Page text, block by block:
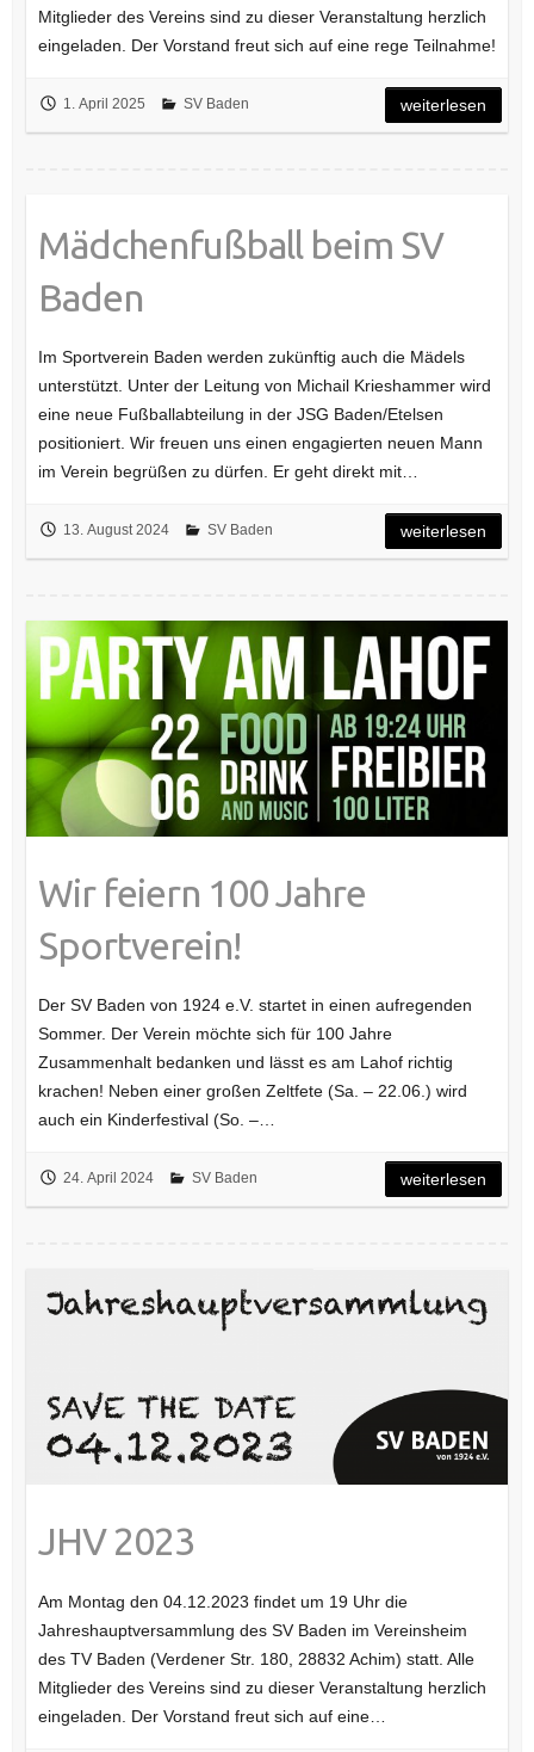
Mitglieder des Vereins sind zu dieser Veranstaltung herzlich
eingeladen. Der Vorstand freut sich auf eine rege Teilnahme!
1. April 2025 SV Baden weiterlesen
Mädchenfußball beim SV
Baden
Im Sportverein Baden werden zukünftig auch die Mädels
unterstützt. Unter der Leitung von Michail Krieshammer wird
eine neue Fußballabteilung in der JSG Baden/Etelsen
positioniert. Wir freuen uns einen engagierten neuen Mann
im Verein begrüßen zu dürfen. Er geht direkt mit…
13. August 2024 SV Baden weiterlesen
Wir feiern 100 Jahre
Sportverein!
Der SV Baden von 1924 e.V. startet in einen aufregenden
Sommer. Der Verein möchte sich für 100 Jahre
Zusammenhalt bedanken und lässt es am Lahof richtig
krachen! Neben einer großen Zeltfete (Sa. – 22.06.) wird
auch ein Kinderfestival (So. –…
24. April 2024 SV Baden weiterlesen
JHV 2023
Am Montag den 04.12.2023 findet um 19 Uhr die
Jahreshauptversammlung des SV Baden im Vereinsheim
des TV Baden (Verdener Str. 180, 28832 Achim) statt. Alle
Mitglieder des Vereins sind zu dieser Veranstaltung herzlich
eingeladen. Der Vorstand freut sich auf eine…